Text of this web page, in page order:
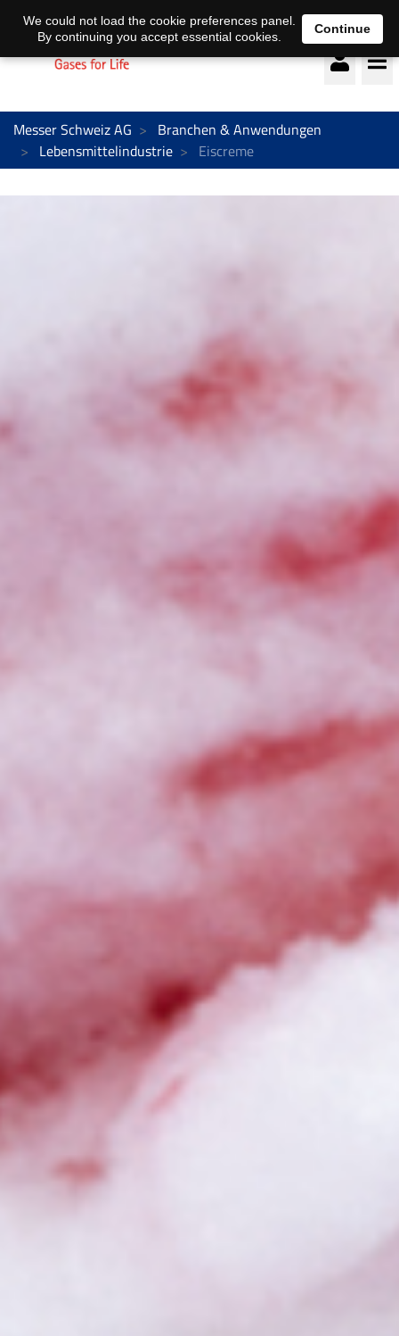
Deutsch français
Messer Schweiz AG
Branchen & Anwendungen
Lebensmittelindustrie
Eiscreme
We could not load the cookie preferences panel.
By continuing you accept essential cookies.
Continue